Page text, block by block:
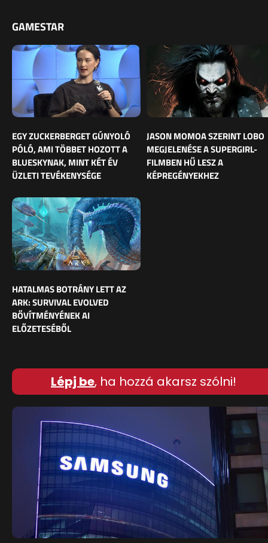
GAMESTAR
EGY ZUCKERBERGET GÚNYOLÓ
PÓLÓ, AMI TÖBBET HOZOTT A
BLUESKYNAK, MINT KÉT ÉV
ÜZLETI TEVÉKENYSÉGE
JASON MOMOA SZERINT LOBO
MEGJELENÉSE A SUPERGIRL-
FILMBEN HŰ LESZ A
KÉPREGÉNYEKHEZ
HATALMAS BOTRÁNY LETT AZ
ARK: SURVIVAL EVOLVED
BŐVÍTMÉNYÉNEK AI
ELŐZETESÉBŐL
Lépj be, ha hozzá akarsz szólni!